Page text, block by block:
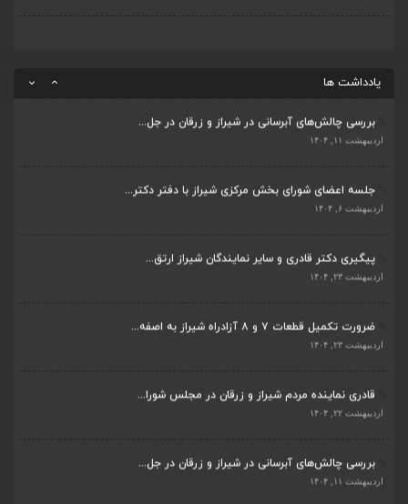
یادداشت ها
بررسی چالش‌های آبرسانی در شیراز و زرقان در جل...
اردیبهشت ۱۱, ۱۴۰۴
جلسه اعضای شورای بخش مرکزی شیراز با دفتر دکتر...
اردیبهشت ۶, ۱۴۰۴
پیگیری دکتر قادری و سایر نمایندگان شیراز ارتق...
اردیبهشت ۲۳, ۱۴۰۴
ضرورت تکمیل قطعات ۷ و ۸ آزادراه شیراز به اصفه...
اردیبهشت ۲۳, ۱۴۰۴
قادری نماینده مردم شیراز و زرقان در مجلس شورا...
اردیبهشت ۲۲, ۱۴۰۴
بررسی چالش‌های آبرسانی در شیراز و زرقان در جل...
اردیبهشت ۱۱, ۱۴۰۴